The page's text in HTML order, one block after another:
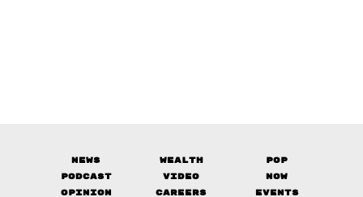
News Wealth
Pop
Podcast
Video
Now
Opinion
Careers Events